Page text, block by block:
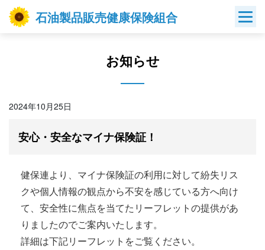
Skip
石油製品販売健康保険組合
お知らせ
2024年10月25日
安心・安全なマイナ保険証！
健保連より、マイナ保険証の利用に対して紛失リス
クや個人情報の観点から不安を感じている方へ向け
て、安全性に焦点を当てたリーフレットの提供があ
りましたのでご案内いたします。
詳細は下記リーフレットをご覧ください。